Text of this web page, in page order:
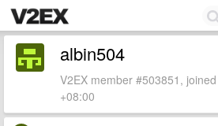
albin504
V2EX member #503851,
+08:00